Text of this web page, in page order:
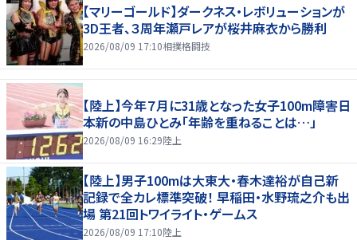
【マリーゴールド】ダークネス・レボリューションが
3D王者、３周年瀬戸レアが桜井麻衣から勝利
2026/08/09 17:10相撲格闘技
【陸上】今年７月に31歳となった女子100m障害日
本新の中島ひとみ「年齢を重ねることは…」
2026/08/09 16:29陸上
【陸上】男子100mは大東大・春木達裕が自己新
記録で全カレ標準突破！ 早稲田・水野琉之介も出
場 第21回トワイライト・ゲームス
2026/08/09 17:10陸上